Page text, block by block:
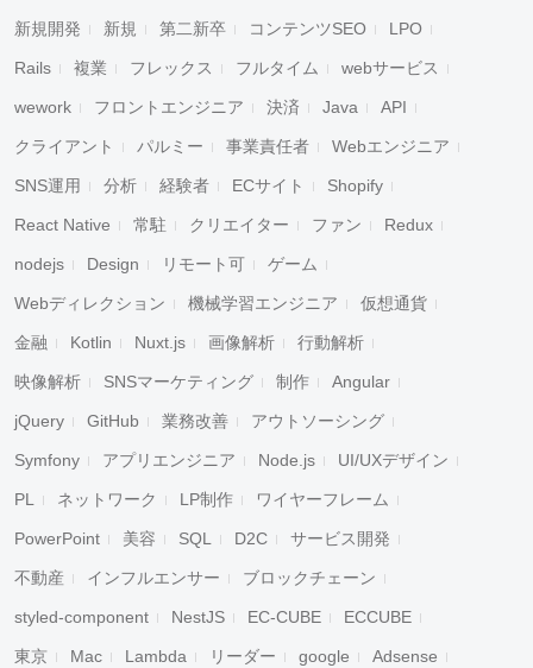
新規開発 新規 第二新卒 コンテンツSEO LPO
Rails 複業 フレックス フルタイム webサービス
wework フロントエンジニア 決済 Java API
クライアント パルミー 事業責任者 Webエンジニア
SNS運用 分析 経験者 ECサイト Shopify
React Native 常駐 クリエイター ファン Redux
nodejs Design リモート可 ゲーム
Webディレクション 機械学習エンジニア 仮想通貨
金融 Kotlin Nuxt.js 画像解析 行動解析
映像解析 SNSマーケティング 制作 Angular
jQuery GitHub 業務改善 アウトソーシング
Symfony アプリエンジニア Node.js UI/UXデザイン
PL ネットワーク LP制作 ワイヤーフレーム
PowerPoint 美容 SQL D2C サービス開発
不動産 インフルエンサー ブロックチェーン
styled-component NestJS EC-CUBE ECCUBE
東京 Mac Lambda リーダー google Adsense